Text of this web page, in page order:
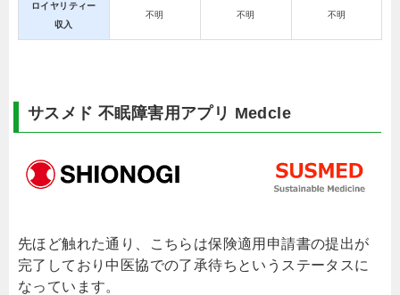
ロイヤリティー
収入
不明 不明 不明
サスメド 不眠障害用アプリ Medcle
先ほど触れた通り、こちらは保険適用申請書の提出が
完了しており中医協での了承待ちというステータスに
なっています。